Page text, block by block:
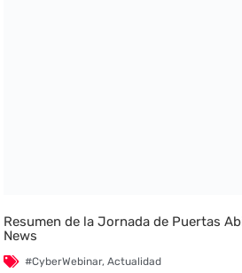
Resumen de la Jornada de Puertas
News
#CyberWebinar,Actualidad